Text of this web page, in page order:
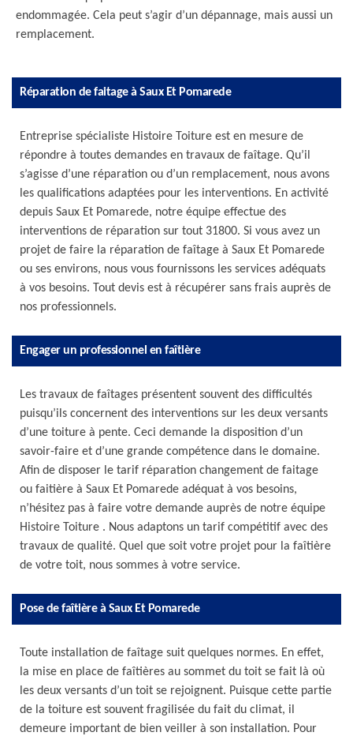
endommagée. Cela peut s’agir d’un dépannage, mais aussi un
remplacement.
Réparation de faitage à Saux Et Pomarede
Entreprise spécialiste Histoire Toiture est en mesure de
répondre à toutes demandes en travaux de faîtage. Qu’il
s’agisse d’une réparation ou d’un remplacement, nous avons
les qualifications adaptées pour les interventions. En activité
depuis Saux Et Pomarede, notre équipe effectue des
interventions de réparation sur tout 31800. Si vous avez un
projet de faire la réparation de faîtage à Saux Et Pomarede
ou ses environs, nous vous fournissons les services adéquats
à vos besoins. Tout devis est à récupérer sans frais auprès de
nos professionnels.
Engager un professionnel en faîtière
Les travaux de faîtages présentent souvent des difficultés
puisqu’ils concernent des interventions sur les deux versants
d’une toiture à pente. Ceci demande la disposition d’un
savoir-faire et d’une grande compétence dans le domaine.
Afin de disposer le tarif réparation changement de faitage
ou faitière à Saux Et Pomarede adéquat à vos besoins,
n’hésitez pas à faire votre demande auprès de notre équipe
Histoire Toiture . Nous adaptons un tarif compétitif avec des
travaux de qualité. Quel que soit votre projet pour la faîtière
de votre toit, nous sommes à votre service.
Pose de faîtière à Saux Et Pomarede
Toute installation de faîtage suit quelques normes. En effet,
la mise en place de faîtières au sommet du toit se fait là où
les deux versants d’un toit se rejoignent. Puisque cette partie
de la toiture est souvent fragilisée du fait du climat, il
demeure important de bien veiller à son installation. Pour